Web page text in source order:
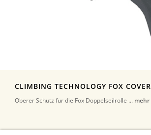
CLIMBING TECHNOLOGY FOX COVER
Oberer Schutz für die Fox Doppelseilrolle ... mehr